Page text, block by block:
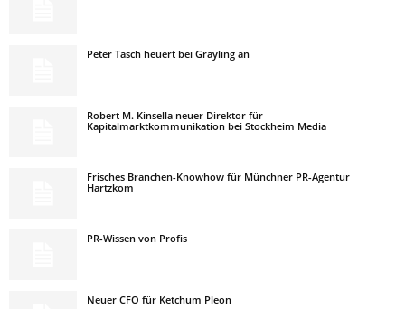
Peter Tasch heuert bei Grayling an
Robert M. Kinsella neuer Direktor für
Kapitalmarktkommunikation bei Stockheim Media
Frisches Branchen-Knowhow für Münchner PR-Agentur
Hartzkom
PR-Wissen von Profis
Neuer CFO für Ketchum Pleon